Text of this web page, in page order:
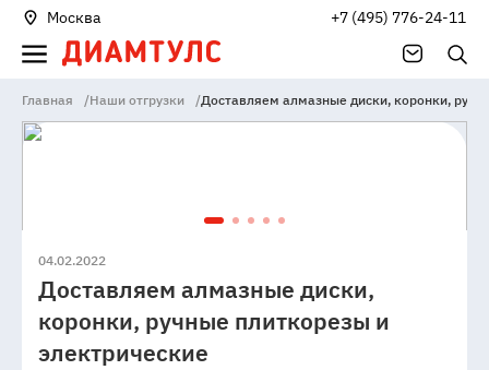
Москва +7 (495) 776-24-11
Главная /Наши отгрузки /Доставляем алмазные диски, коронки,
04.02.2022
Доставляем алмазные диски,
коронки, ручные плиткорезы и
электрические